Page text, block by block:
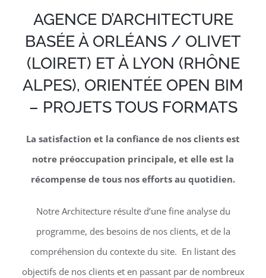
AGENCE D’ARCHITECTURE
BASÉE À ORLÉANS / OLIVET
(LOIRET) ET À LYON (RHÔNE
ALPES), ORIENTÉE OPEN BIM
– PROJETS TOUS FORMATS
La satisfaction et la confiance de nos clients est
notre préoccupation principale, et elle est la
récompense de tous nos efforts au quotidien.
Notre Architecture résulte d’une fine analyse du
programme, des besoins de nos clients, et de la
compréhension du contexte du site. En listant des
objectifs de nos clients et en passant par de nombreux